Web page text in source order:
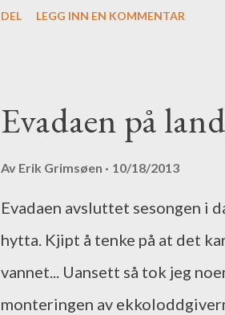
hogget. Nå er Joakim proff på
riktig bra. (Fisk får han også.)
DEL LEGG INN EN KOMMENTAR
Evadaen på
Av Erik Grimsøen 10/18/2013
Evadaen avsluttet sesongen i
hytta. Kjipt å tenke på at det
vannet... Uansett så tok jeg
monteringen av